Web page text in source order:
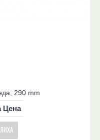
290 mm
Цена